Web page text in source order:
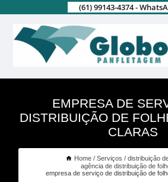
(61) 99143-4374 -
EMPRESA DE
DISTRIBUIÇÃO DE
CLARAS
Home Serviços
distribuição
agência de distribuição de
empresa de serviço de distribuição de